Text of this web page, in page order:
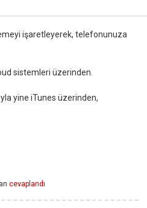
işaretleyerek, telefonunuza
sistemleri üzerinden.
yine iTunes üzerinden,
cevaplandı